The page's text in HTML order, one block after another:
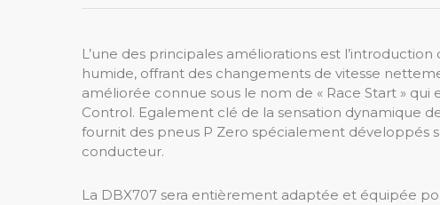
L’une des principales améliorations est
humide, offrant des changements de vitesse
améliorée connue sous le nom de « Race Start » qui
Control. Egalement clé de la sensation dynamique
fournit des pneus P Zero spécialement développés
conducteur.
La DBX707 sera entièrement adaptée et équipée